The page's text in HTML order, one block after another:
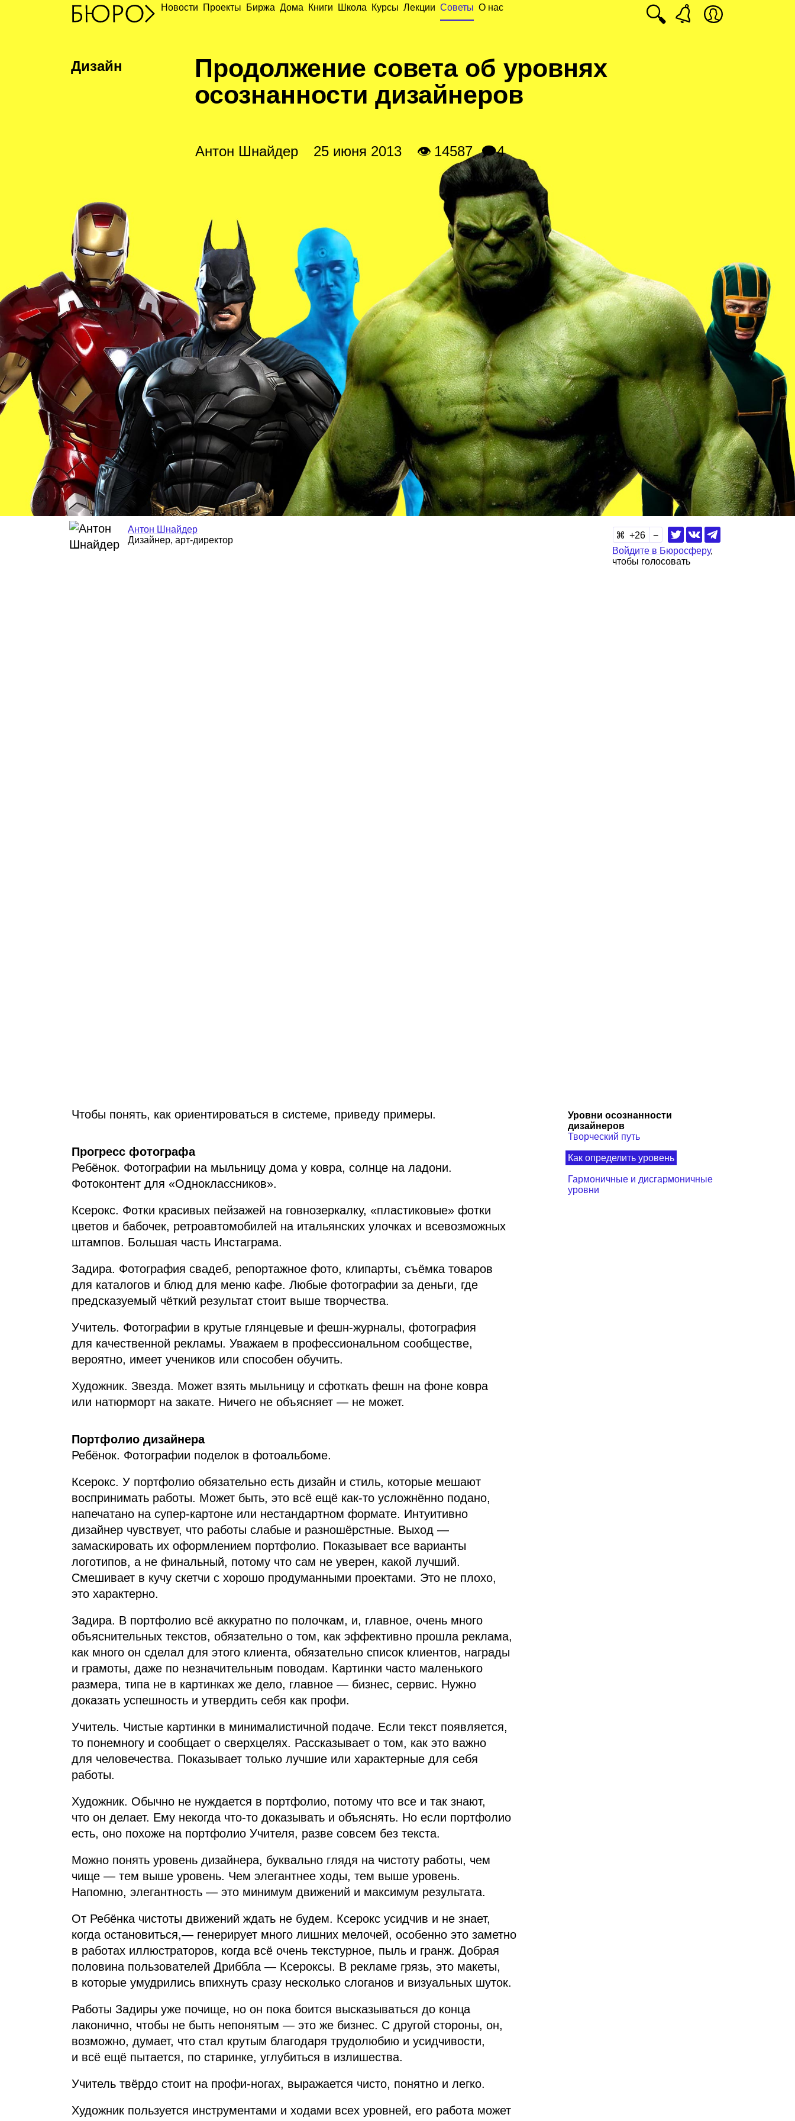
Новости Проекты Биржа Дома Книги Школа Курсы Лекции Советы О нас 🔍
Дизайн Продолжение совета об уровнях
осознанности дизайнеров
Антон Шнайдер 25 июня 2013 👁 14587 🗩4
Антон Шнайдер
Дизайнер, арт‑директор
26
Войдите в Бюросферу,
чтобы голосовать
Уровни осознанности
дизайнеров
Творческий путь
Как определить уровень
Гармоничные и дисгармоничные
уровни
Чтобы понять, как ориентироваться в системе, приведу примеры.
Прогресс фотографа
Ребёнок. Фотографии на мыльницу дома у ковра, солнце на ладони.
Фотоконтент для «Одноклассников».
Ксерокс. Фотки красивых пейзажей на говнозеркалку, «пластиковые» фотки
цветов и бабочек, ретроавтомобилей на итальянских улочках и всевозможных
штампов. Большая часть Инстаграма.
Задира. Фотография свадеб, репортажное фото, клипарты, съёмка товаров
для каталогов и блюд для меню кафе. Любые фотографии за деньги, где
предсказуемый чёткий результат стоит выше творчества.
Учитель. Фотографии в крутые глянцевые и фешн‑журналы, фотография
для качественной рекламы. Уважаем в профессиональном сообществе,
вероятно, имеет учеников или способен обучить.
Художник. Звезда. Может взять мыльницу и сфоткать фешн на фоне ковра
или натюрморт на закате. Ничего не объясняет — не может.
Портфолио дизайнера
Ребёнок. Фотографии поделок в фотоальбоме.
Ксерокс. У портфолио обязательно есть дизайн и стиль, которые мешают
воспринимать работы. Может быть, это всё ещё как‑то усложнённо подано,
напечатано на супер‑картоне или нестандартном формате. Интуитивно
дизайнер чувствует, что работы слабые и разношёрстные. Выход —
замаскировать их оформлением портфолио. Показывает все варианты
логотипов, а не финальный, потому что сам не уверен, какой лучший.
Смешивает в кучу скетчи с хорошо продуманными проектами. Это не плохо,
это характерно.
Задира. В портфолио всё аккуратно по полочкам, и, главное, очень много
объяснительных текстов, обязательно о том, как эффективно прошла реклама,
как много он сделал для этого клиента, обязательно список клиентов, награды
и грамоты, даже по незначительным поводам. Картинки часто маленького
размера, типа не в картинках же дело, главное — бизнес, сервис. Нужно
доказать успешность и утвердить себя как профи.
Учитель. Чистые картинки в минималистичной подаче. Если текст появляется,
то понемногу и сообщает о сверхцелях. Рассказывает о том, как это важно
для человечества. Показывает только лучшие или характерные для себя
работы.
Художник. Обычно не нуждается в портфолио, потому что все и так знают,
что он делает. Ему некогда что‑то доказывать и объяснять. Но если портфолио
есть, оно похоже на портфолио Учителя, разве совсем без текста.
Можно понять уровень дизайнера, буквально глядя на чистоту работы, чем
чище — тем выше уровень. Чем элегантнее ходы, тем выше уровень.
Напомню, элегантность — это минимум движений и максимум результата.
От Ребёнка чистоты движений ждать не будем. Ксерокс усидчив и не знает,
когда остановиться,— генерирует много лишних мелочей, особенно это заметно
в работах иллюстраторов, когда всё очень текстурное, пыль и гранж. Добрая
половина пользователей Дриббла — Ксероксы. В рекламе грязь, это макеты,
в которые умудрились впихнуть сразу несколько слоганов и визуальных шуток.
Работы Задиры уже почище, но он пока боится высказываться до конца
лаконично, чтобы не быть непонятым — это же бизнес. С другой стороны, он,
возможно, думает, что стал крутым благодаря трудолюбию и усидчивости,
и всё ещё пытается, по старинке, углубиться в излишества.
Учитель твёрдо стоит на профи‑ногах, выражается чисто, понятно и легко.
Художник пользуется инструментами и ходами всех уровней, его работа может